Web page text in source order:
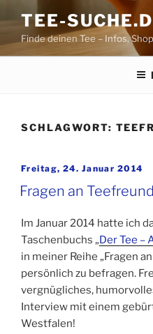
Inhalt
springen
TEE-
Finde deinen Tee – Infos,
SCHLAGWORT:
Veröffentlicht
Freitag, 24. Januar 2014
Fragen an
Im Januar 2014 hatte ich
Taschenbuchs „Der Tee –
in meiner Reihe „Fragen
persönlich zu befragen.
vergnügliches,
Interview mit einem
Westfalen!